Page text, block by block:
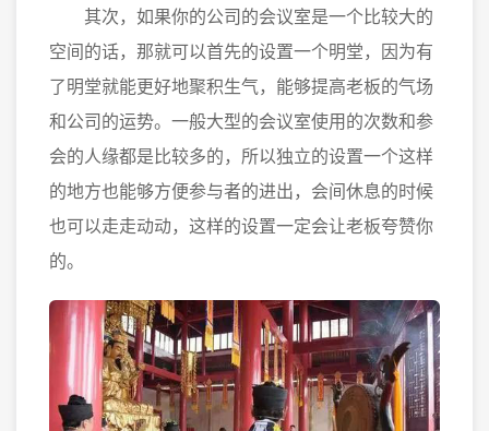
其次，如果你的公司的会议室是一个比较大的
空间的话，那就可以首先的设置一个明堂，因为有
了明堂就能更好地聚积生气，能够提高老板的气场
和公司的运势。一般大型的会议室使用的次数和参
会的人缘都是比较多的，所以独立的设置一个这样
的地方也能够方便参与者的进出，会间休息的时候
也可以走走动动，这样的设置一定会让老板夸赞你
的。